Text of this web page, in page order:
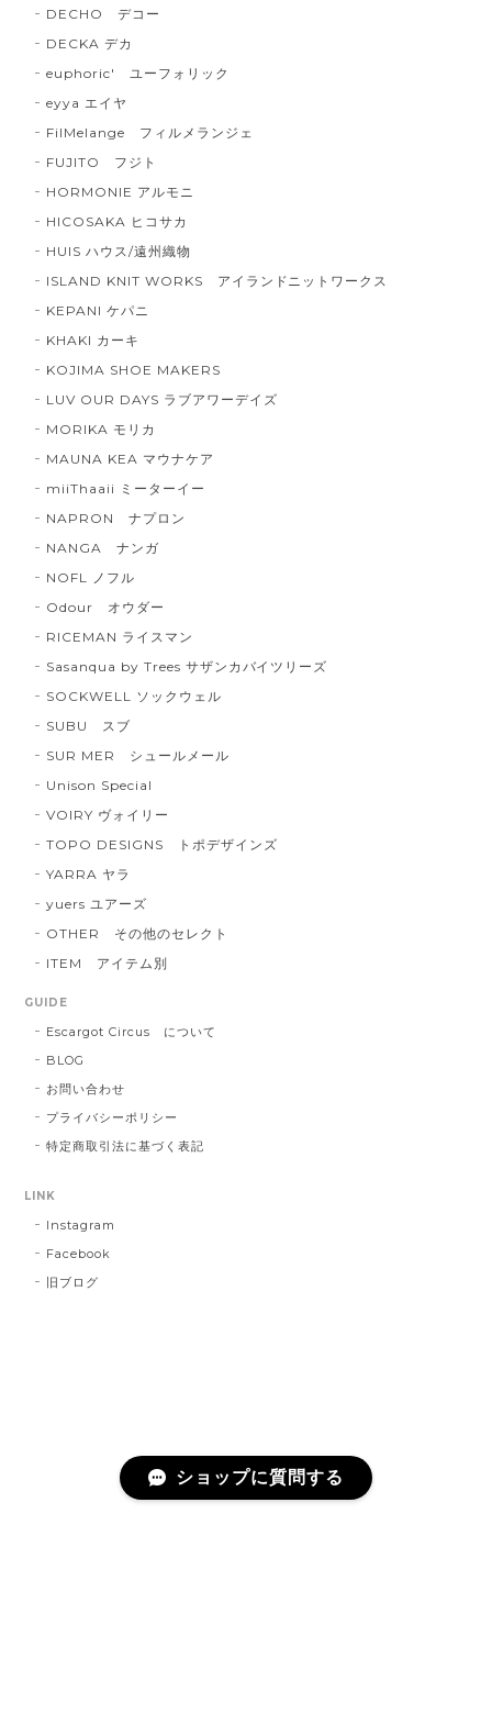
DECHO デコー
DECKA デカ
euphoric' ユーフォリック
eyya エイヤ
FilMelange フィルメランジェ
FUJITO フジト
HORMONIE アルモニ
HICOSAKA ヒコサカ
HUIS ハウス/遠州織物
ISLAND KNIT WORKS アイランドニットワークス
KEPANI ケパニ
KHAKI カーキ
KOJIMA SHOE MAKERS
LUV OUR DAYS ラブアワーデイズ
MORIKA モリカ
MAUNA KEA マウナケア
miiThaaii ミーターイー
NAPRON ナプロン
NANGA ナンガ
NOFL ノフル
Odour オウダー
RICEMAN ライスマン
Sasanqua by Trees サザンカバイツリーズ
SOCKWELL ソックウェル
SUBU スブ
SUR MER シュールメール
Unison Special
VOIRY ヴォイリー
TOPO DESIGNS トポデザインズ
YARRA ヤラ
yuers ユアーズ
OTHER その他のセレクト
ITEM アイテム別
GUIDE
Escargot Circus について
BLOG
お問い合わせ
プライバシーポリシー
特定商取引法に基づく表記
LINK
Instagram
Facebook
旧ブログ
ショップに質問する